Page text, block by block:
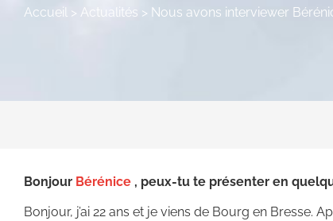
Accueil > Actualités > Nous avons interviewer
Bonjour Bérénice , peux-tu te présenter en
Bonjour, j’ai 22 ans et je viens de Bourg en Bresse.